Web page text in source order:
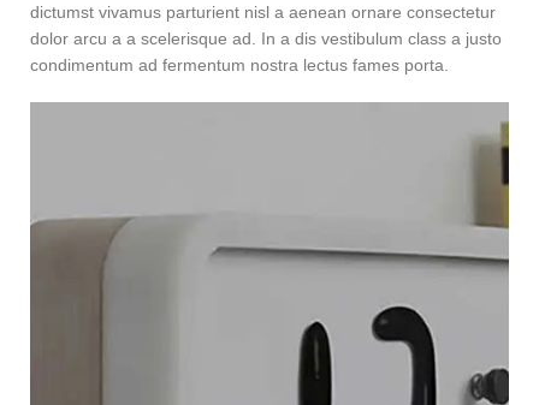
dictumst vivamus parturient nisl a aenean ornare consectetur
dolor arcu a a scelerisque ad. In a dis vestibulum class a justo
condimentum ad fermentum nostra lectus fames porta.